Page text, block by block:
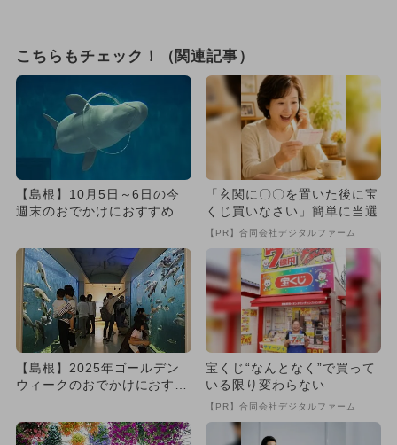
こちらもチェック！（関連記事）
【島根】10月5日～6日の今
週末のおでかけにおすすめ！
「玄関に〇〇を置いた後に宝
くじ買いなさい」簡単に当選
【PR】合同会社デジタルファーム
【島根】2025年ゴールデン
ウィークのおでかけにおすす
宝くじ“なんとなく”で買って
いる限り変わらない
【PR】合同会社デジタルファーム